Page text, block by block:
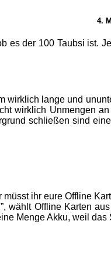
4.
es der 100 Taubsi ist.
wirklich lange und
wirklich Unmengen
schließen sind
ihr eure Offline
wählt Offline Karten
Menge Akku, weil